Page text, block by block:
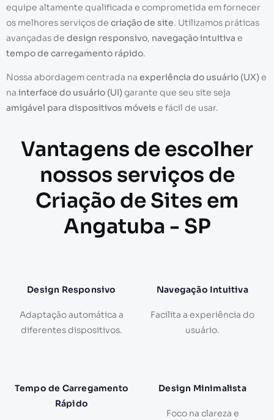
equipe altamente qualificada e comprometida em fornecer
os melhores serviços de criação de site. Utilizamos práticas
avançadas de design responsivo, navegação intuitiva e
tempo de carregamento rápido.
Nossa abordagem centrada na experiência do usuário (UX)e
na interface do usuário (UI)garante que seu site seja
amigável para dispositivos móveis e fácil de usar.
Vantagens de escolher
nossos serviços de
Criação de Sites em
Angatuba - SP
Design Responsivo
Adaptação automática a
diferentes dispositivos.
Navegação Intuitiva
Facilita a experiência do
usuário.
Tempo de Carregamento
Rápido
Design Minimalista
Foco na clareza e